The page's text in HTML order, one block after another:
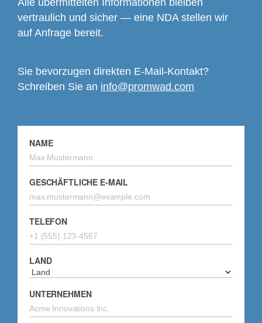
vertraulich und sicher — eine NDA stellen wir
auf Anfrage bereit.
Sie bevorzugen direkten E-Mail-Kontakt?
Schreiben Sie an info@promwad.com
NAME
GESCHÄFTLICHE E-MAIL
TELEFON
LAND
UNTERNEHMEN